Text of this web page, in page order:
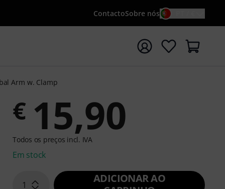
ContactoSobre nós
pesquisa com o termo de pesquisa {searchTerm}
Arm w. Clamp
€ 15,90
Todos os preços incl. IVA
Em stock
1
ADICIONAR AO